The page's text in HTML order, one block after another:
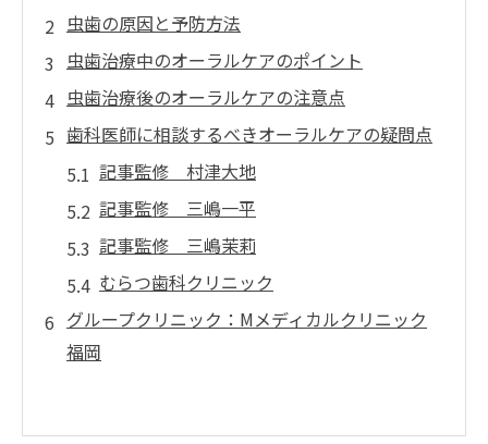
虫歯の原因と予防方法
虫歯治療中のオーラルケアのポイント
虫歯治療後のオーラルケアの注意点
歯科医師に相談するべきオーラルケアの疑問点
記事監修 村津大地
記事監修 三嶋一平
記事監修 三嶋茉莉
むらつ歯科クリニック
グループクリニック：Mメディカルクリニック
福岡